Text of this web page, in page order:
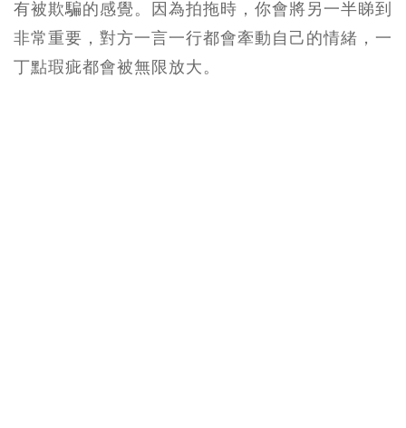
有被欺騙的感覺。因為拍拖時，你會將另一半睇到
非常重要，對方一言一行都會牽動自己的情緒，一
丁點瑕疵都會被無限放大。